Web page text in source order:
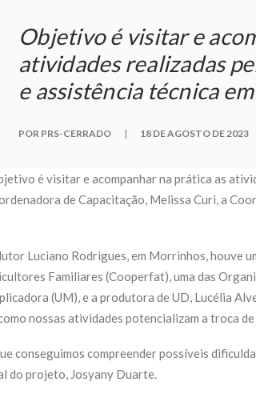
Objetivo é visitar e
atividades realizadas
e assistência técnica
POR PRS-CERRADO | 18 DE AGOSTO DE 2023
é visitar e acompanhar na prática as
de Capacitação, Melissa Curi, a
Luciano Rodrigues, em Morrinhos, houve
Familiares (Cooperfat), uma das
(UM), e a produtora de UD, Lucélia
nossas atividades potencializam a troca
conseguimos compreender possíveis
do projeto, Josyany Duarte.